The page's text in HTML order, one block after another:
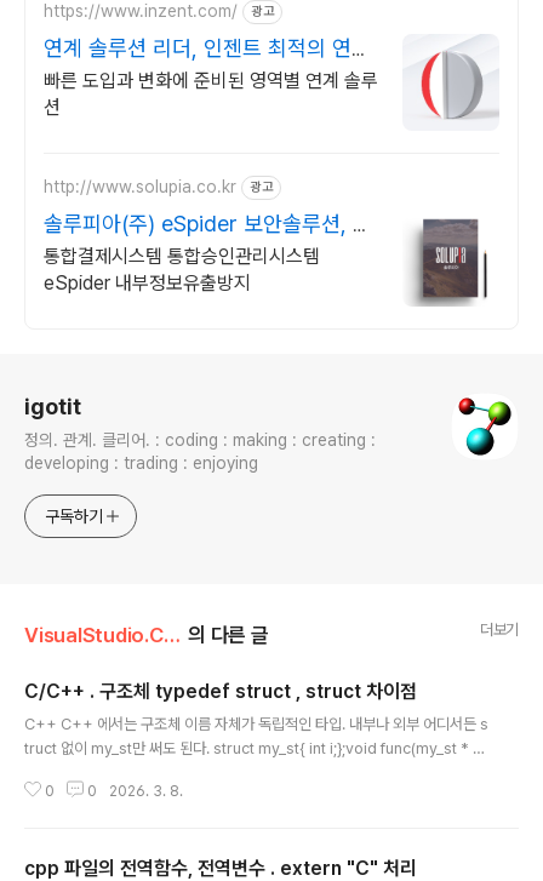
https://www.inzent.com/ 광고
연계 솔루션 리더, 인젠트 최적의 연계
아키텍처
빠른 도입과 변화에 준비된 영역별 연계 솔루
션
http://www.solupia.co.kr 광고
솔루피아(주) eSpider 보안솔루션, 내
부정보유출방지
통합결제시스템 통합승인관리시스템
eSpider 내부정보유출방지
igotit
정의. 관계. 클리어. : coding : making : creating :
developing : trading : enjoying
구독하기
VisualStudio.C++.C#/코딩팁,함수활용,단편 의 다른 글 더보기
C/C++ . 구조체 typedef struct , struct 차이점
C++ C++ 에서는 구조체 이름 자체가 독립적인 타입. 내부나 외부 어디서든 s
truct 없이 my_st만 써도 된다. struct my_st{ int i;};void func(my_st * p
t i; my_st* p_my_st; // 가능. }; C C 에서는 구조체 이름앞에 struct 명시필
야함.////////////////// typedef struct typedef s..
0 0 2026. 3. 8.
cpp 파일의 전역함수, 전역변수 . extern "C" 처리